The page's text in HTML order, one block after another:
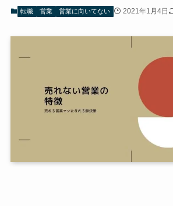
転職 営業 営業に向いてない 2021年1月4日